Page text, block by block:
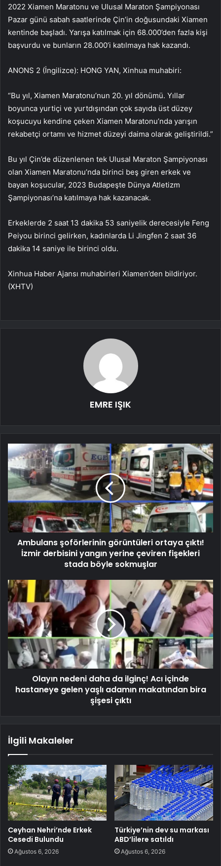
2022 Xiamen Maratonu ve Ulusal Maraton Şampiyonası
Pazar günü sabah saatlerinde Çin’in doğusundaki Xiamen
kentinde başladı. Yarışa katılmak için 68.000’den fazla kişi
başvurdu ve bunların 28.000’i katılmaya hak kazandı.
ANONS 2 (İngilizce): HONG YAN, Xinhua muhabiri:
“Bu yıl, Xiamen Maratonu’nun 20. yıl dönümü. Yıllar
boyunca yurtiçi ve yurtdışından çok sayıda üst düzey
koşucuyu kendine çeken Xiamen Maratonu’nda yarışın
rekabetçi ortamı ve hizmet düzeyi daima olarak geliştirildi.”
Bu yıl Çin’de düzenlenen tek Ulusal Maraton Şampiyonası
olan Xiamen Maratonu’nda birinci beş giren erkek ve
bayan koşucular, 2023 Budapeşte Dünya Atletizm
Şampiyonası’na katılmaya hak kazanacak.
Erkeklerde 2 saat 13 dakika 53 saniyelik derecesiyle Feng
Peiyou birinci gelirken, kadınlarda Li Jingfen 2 saat 36
dakika 14 saniye ile birinci oldu.
Xinhua Haber Ajansı muhabirleri Xiamen’den bildiriyor.
(XHTV)
EMRE IŞIK
Ambulans şoförlerinin görüntüleri ortaya çıktı!
İzmir derbisini yangın yerine çeviren fişekleri
stada böyle sokmuşlar
Olayın nedeni daha da ilginç! Acı içinde
hastaneye gelen yaşlı adamın makatından bira
şişesi çıktı
İlgili Makaleler
Ceyhan Nehri’nde Erkek
Cesedi Bulundu
Ağustos 6, 2026
Türkiye’nin dev su markası
ABD’lilere satıldı
Ağustos 6, 2026